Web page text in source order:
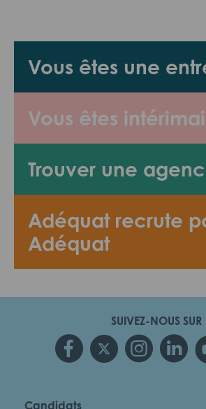
Vous êtes une
Vous êtes
Trouver une
Adéquat recrute
Adéquat
SUIVEZ-NOUS SUR
Candidats